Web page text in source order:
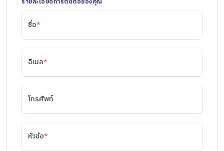
ชื่อ*
อีเมล*
โทรศัพท์
หัวข้อ*